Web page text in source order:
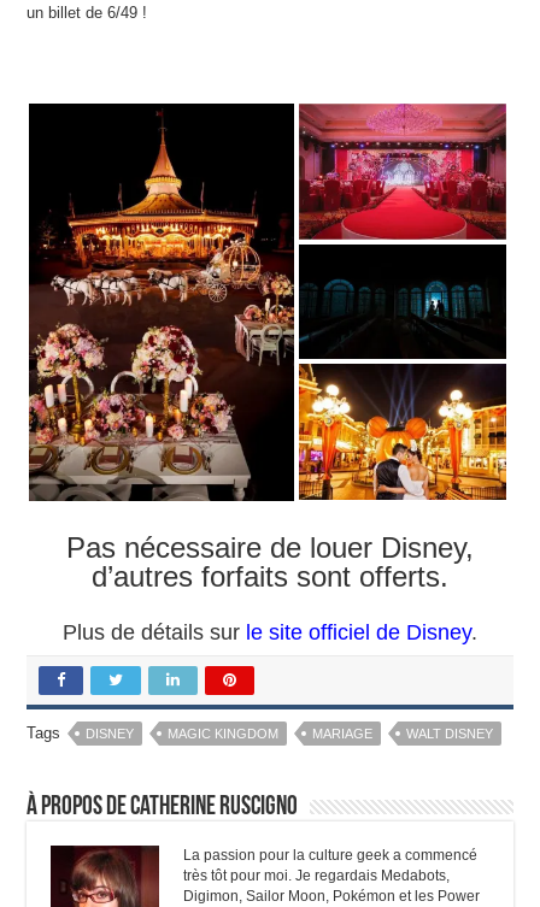
un billet de 6/49 !
Pas nécessaire de louer Disney,
d’autres forfaits sont offerts.
Plus de détails sur le site officiel de Disney.
Tags DISNEY MAGIC KINGDOM MARIAGE WALT DISNEY
À propos de Catherine Ruscigno
La passion pour la culture geek a commencé
très tôt pour moi. Je regardais Medabots,
Digimon, Sailor Moon, Pokémon et les Power